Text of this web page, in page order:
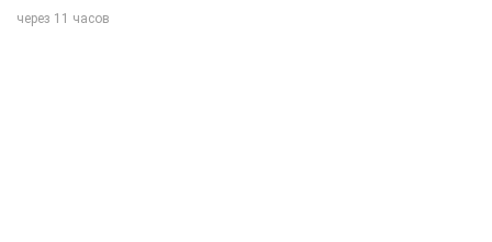
через 11 часов